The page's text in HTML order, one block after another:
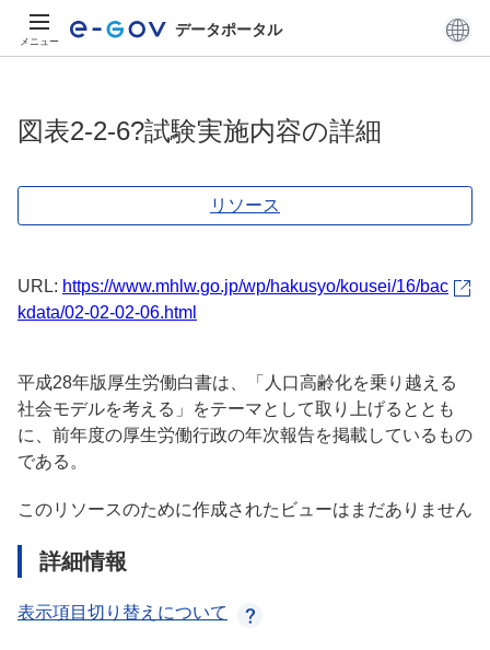
メニュー
データポータル
図表2-2-6?試験実施内容の詳細
リソース
URL: https://www.mhlw.go.jp/wp/hakusyo/kousei/16/bac
kdata/02-02-02-06.html
平成28年版厚生労働白書は、「人口高齢化を乗り越える
社会モデルを考える」をテーマとして取り上げるととも
に、前年度の厚生労働行政の年次報告を掲載しているもの
である。
このリソースのために作成されたビューはまだありません
詳細情報
表示項目切り替えについて